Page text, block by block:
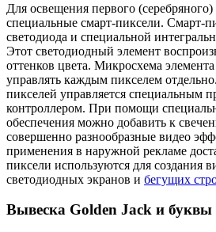
Для освещения первого (серебряного)
специальные смарт-пиксели. Смарт-
светодиода и специальной
Этот светодиодный элемент
оттенков цвета. Микросхема
управлять каждым пикселем
пикселей управляется специальным
контроллером. При помощи
обеспечения можно добавить к
совершенно разнообразные видео
применения в наружной рекламе
пиксели используются для создания
светодиодных экранов и бегущих
Вывеска Golden Jack и